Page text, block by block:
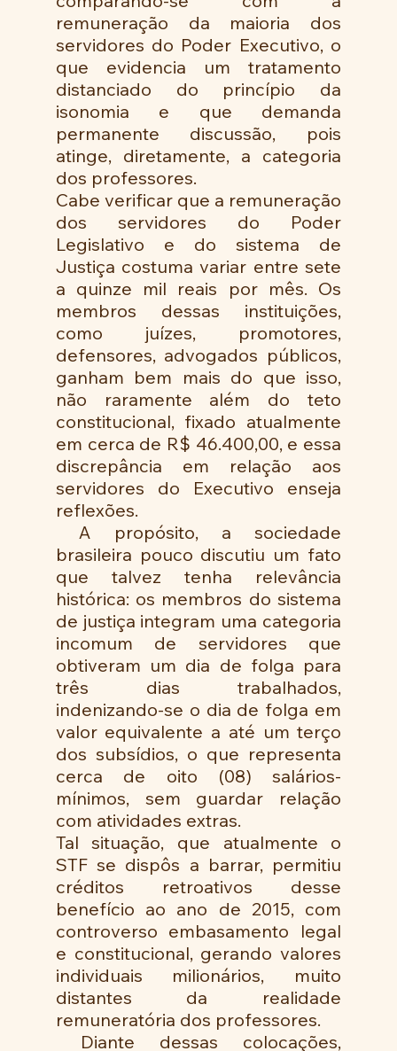
remuneração da maioria dos
servidores do Poder Executivo, o
que evidencia um tratamento
distanciado do princípio da
isonomia e que demanda
permanente discussão, pois
atinge, diretamente, a categoria
dos professores.
Cabe verificar que a remuneração
dos servidores do Poder
Legislativo e do sistema de
Justiça costuma variar entre sete
a quinze mil reais por mês. Os
membros dessas instituições,
como juízes, promotores,
defensores, advogados públicos,
ganham bem mais do que isso,
não raramente além do teto
constitucional, fixado atualmente
em cerca de R$ 46.400,00, e essa
discrepância em relação aos
servidores do Executivo enseja
reflexões.
brasileira pouco discutiu um fato
que talvez tenha relevância
histórica: os membros do sistema
de justiça integram uma categoria
incomum de servidores que
obtiveram um dia de folga para
três dias trabalhados,
indenizando-se o dia de folga em
valor equivalente a até um terço
dos subsídios, o que representa
cerca de oito (08) salários-
mínimos, sem guardar relação
com atividades extras.
Tal situação, que atualmente o
STF se dispôs a barrar, permitiu
créditos retroativos desse
benefício ao ano de 2015, com
controverso embasamento legal
e constitucional, gerando valores
individuais milionários, muito
distantes da realidade
remuneratória dos professores.